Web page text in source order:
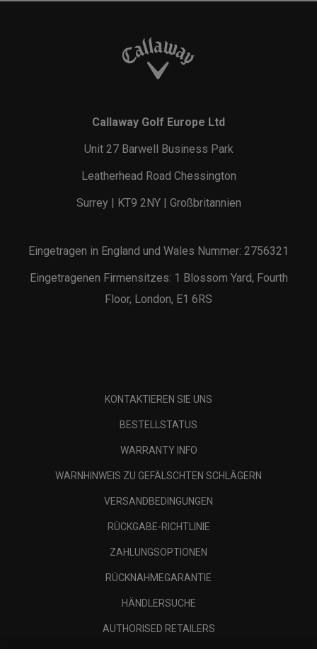
Callaway Golf Europe Ltd
Unit 27 Barwell Business Park
Leatherhead Road Chessington
Surrey | KT9 2NY | Großbritannien
Eingetragen in England und Wales Nummer: 2756321
Eingetragenen Firmensitzes: 1 Blossom Yard, Fourth
Floor, London, E1 6RS
KONTAKTIEREN SIE UNS
BESTELLSTATUS
WARRANTY INFO
WARNHINWEIS ZU GEFÄLSCHTEN SCHLÄGERN
VERSANDBEDINGUNGEN
RÜCKGABE-RICHTLINIE
ZAHLUNGSOPTIONEN
RÜCKNAHMEGARANTIE
HÄNDLERSUCHE
AUTHORISED RETAILERS